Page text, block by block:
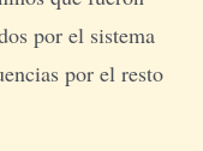
por el sistema
por el resto